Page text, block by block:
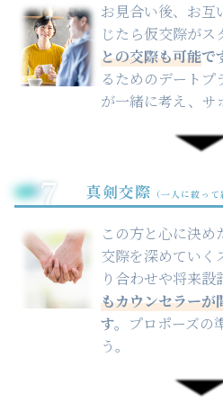
お見合い後、お互
じたら仮交際がス
との交際も可能で
るためのデートプ
が一緒に考え、サ
7 真剣交際 （一人に絞っ
この方と心に決
交際を深めていく
り合わせや将来設
もカウンセラーが
す。 プロポーズの
う。